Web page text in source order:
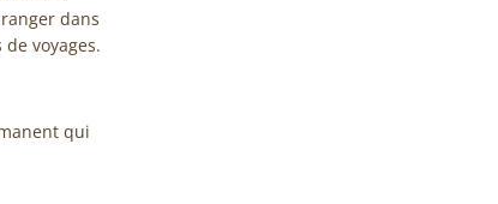
dans
voyages.
qui